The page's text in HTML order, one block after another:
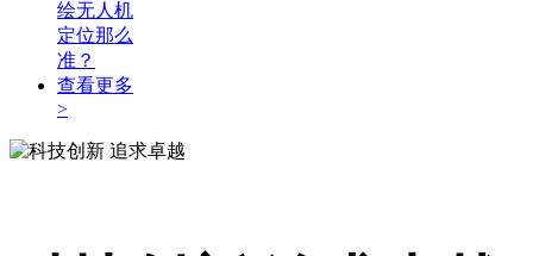
绘无人机
定位那么
准？
查看更多
>